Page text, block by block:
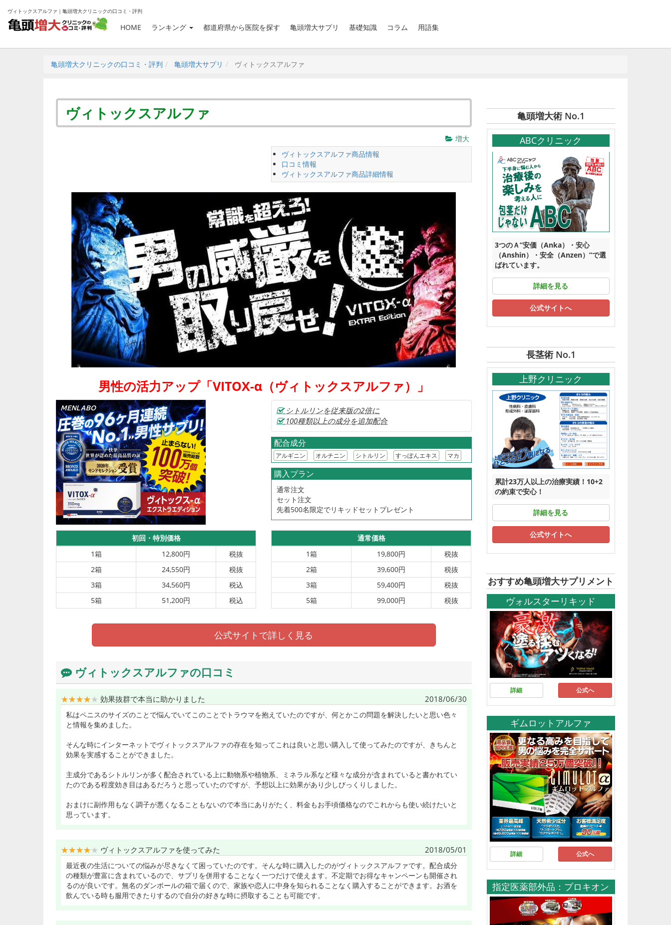
ヴィトックスアルファ｜亀頭増大クリニックの口コミ・評判
HOME ランキング 都道府県から医院を探す 亀頭増大サプリ 基礎知識 コラム 用語集
亀頭増大クリニックの口コミ・評判 亀頭増大サプリ ヴィトックスアルファ
ヴィトックスアルファ
増大
ヴィトックスアルファ商品情報
口コミ情報
ヴィトックスアルファ商品詳細情報
男性の活力アップ「VITOX-α（ヴィトックスアルファ）」
シトルリンを従来版の2倍に
100種類以上の成分を追加配合
配合成分
アルギニン オルチニン シトルリン すっぽんエキス マカ
購入プラン
通常注文
セット注文
先着500名限定でリキッドセットプレゼント
初回・特別価格
1箱
12,800円
税抜
2箱
24,550円
税抜
3箱
34,560円
税込
5箱
51,200円 税込
通常価格
1箱
19,800円
税抜
2箱
39,600円
税抜
3箱
59,400円
税抜
5箱
99,000円 税抜
公式サイトで詳しく見る
ヴィトックスアルファの口コミ
★★★★★
★★★★★ 効果抜群で本当に助かりました 2018/06/30
私はペニスのサイズのことで悩んでいてこのことでトラウマを抱えていたのですが、何とかこの問題を解決したいと思い色々
と情報を集めました。
そんな時にインターネットでヴィトックスアルファの存在を知ってこれは良いと思い購入して使ってみたのですが、きちんと
効果を実感することができました。
主成分であるシトルリンが多く配合されている上に動物系や植物系、ミネラル系など様々な成分が含まれていると書かれてい
たのである程度効き目はあるだろうと思っていたのですが、予想以上に効果があり少しびっくりしました。
おまけに副作用もなく調子が悪くなることもないので本当にありがたく、料金もお手頃価格なのでこれからも使い続けたいと
思っています。
★★★★★
★★★★★ ヴィトックスアルファを使ってみた 2018/05/01
最近夜の生活についての悩みが尽きなくて困っていたのです。そんな時に購入したのがヴィトックスアルファです。配合成分
の種類が豊富に含まれているので、サプリを併用することなく一つだけで使えます。不定期でお得なキャンペーンも開催され
るのが良いです。無名のダンボールの箱で届くので、家族や恋人に中身を知られることなく購入することができます。お酒を
飲んでいる時も服用できたりするので自分の好きな時に摂取することも可能です。
亀頭増大術 No.1
ABCクリニック
3つのＡ”安価（Anka）・安心
（Anshin）・安全（Anzen）”で選
ばれています。
詳細を見る
公式サイトへ
長茎術 No.1
上野クリニック
累計23万人以上の治療実績！10+2
の約束で安心！
詳細を見る
公式サイトへ
おすすめ亀頭増大サプリメント
ヴォルスターリキッド
詳細 公式へ
ギムロットアルファ
詳細 公式へ
指定医薬部外品：プロキオン